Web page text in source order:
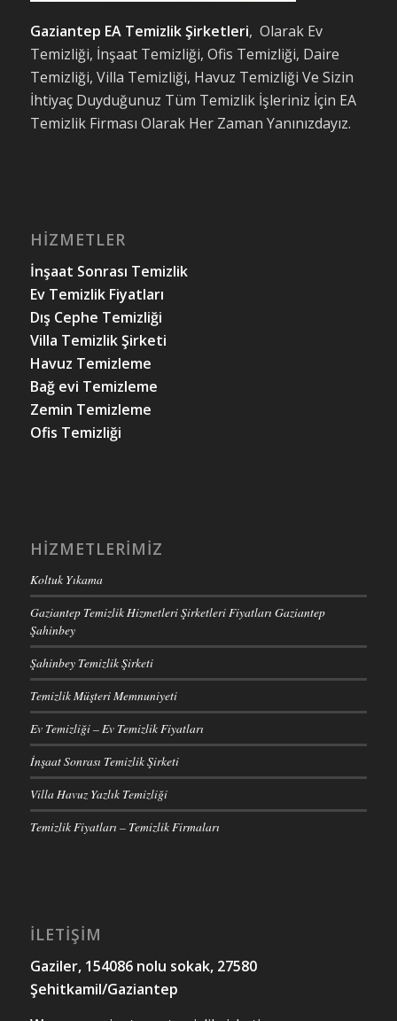
Gaziantep EA Temizlik Şirketleri, Olarak Ev
Temizliği, İnşaat Temizliği, Ofis Temizliği, Daire
Temizliği, Villa Temizliği, Havuz Temizliği Ve Sizin
İhtiyaç Duyduğunuz Tüm Temizlik İşleriniz İçin EA
Temizlik Firması Olarak Her Zaman Yanınızdayız.
HIZMETLER
İnşaat Sonrası Temizlik
Ev Temizlik Fiyatları
Dış Cephe Temizliği
Villa Temizlik Şirketi
Havuz Temizleme
Bağ evi Temizleme
Zemin Temizleme
Ofis Temizliği
HIZMETLERIMIZ
Koltuk Yıkama
Gaziantep Temizlik Hizmetleri Şirketleri Fiyatları Gaziantep
Şahinbey
Şahinbey Temizlik Şirketi
Temizlik Müşteri Memnuniyeti
Ev Temizliği – Ev Temizlik Fiyatları
İnşaat Sonrası Temizlik Şirketi
Villa Havuz Yazlık Temizliği
Temizlik Fiyatları – Temizlik Firmaları
İLETİŞİM
Gaziler, 154086 nolu sokak, 27580
Şehitkamil/Gaziantep